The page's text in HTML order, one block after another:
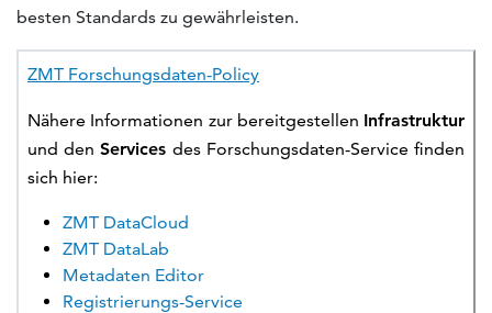
besten Standards zu gewährleisten.
ZMT Forschungsdaten-Policy
Nähere Informationen zur bereitgestellen Infrastruktur
und denServices des Forschungsdaten-Service finden
sich hier:
ZMT DataCloud
ZMT DataLab
Metadaten Editor
Registrierungs-Service